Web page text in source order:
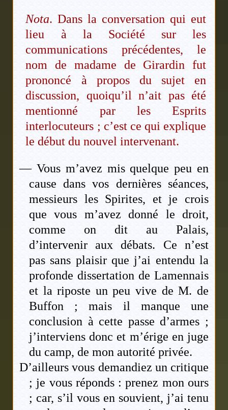
Nota. Dans la conversation qui eut
lieu à la Société sur les
communications précédentes, le
nom de madame de Girardin fut
prononcé à propos du sujet en
discussion, quoiqu’il n’ait pas été
mentionné par les Esprits
interlocuteurs ; c’est ce qui explique
le début du nouvel intervenant.
— Vous m’avez mis quelque peu en
cause dans vos dernières séances,
messieurs les Spirites, et je crois
que vous m’avez donné le droit,
comme on dit au Palais,
d’intervenir aux débats. Ce n’est
pas sans plaisir que j’ai entendu la
profonde dissertation de Lamennais
et la riposte un peu vive de M. de
Buffon ; mais il manque une
conclusion à cette passe d’armes ;
j’interviens donc et m’érige en juge
du camp, de mon autorité privée.
D’ailleurs vous demandiez un critique
; je vous réponds : prenez mon ours
; car, s’il vous en souvient, j’ai tenu